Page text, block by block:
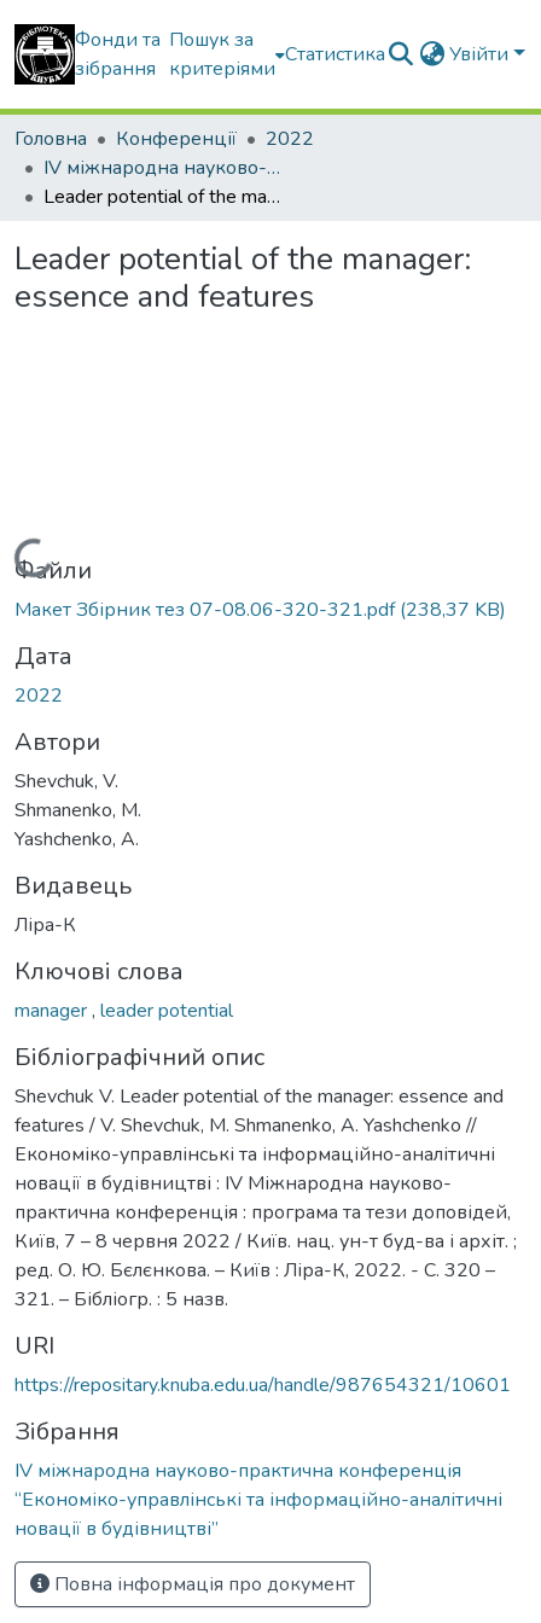
Фонди та
зібрання
Пошук за
критеріями
Статистика Увійти
Головна Конференції
2022
IV міжнародна науково-практична конференція “Економіко-управлінські та інформаційно-аналітичні новації в будівництві”
Leader potential of the manager: essence and features
Leader potential of the manager:
essence and features
Вантажиться...
Файли
Макет Збірник тез 07-08.06-320-321.pdf(238,37 KB)
Дата
2022
Автори
Shevchuk, V.
Shmanenko, M.
Yashchenko, A.
Видавець
Ліра-К
Ключові слова
manager, leader potential
Бібліографічний опис
Shevchuk V. Leader potential of the manager: essence and
features / V. Shevchuk, M. Shmanenko, A. Yashchenko //
Економіко-управлінські та інформаційно-аналітичні
новації в будівництві : IV Міжнародна науково-
практична конференція : програма та тези доповідей,
Київ, 7 – 8 червня 2022 / Київ. нац. ун-т буд-ва і архіт. ;
ред. О. Ю. Бєлєнкова. – Київ : Ліра-К, 2022. - С. 320 –
321. – Бібліогр. : 5 назв.
URI
https://repositary.knuba.edu.ua/handle/987654321/10601
Зібрання
IV міжнародна науково-практична конференція
“Економіко-управлінські та інформаційно-аналітичні
новації в будівництві”
Повна інформація про документ